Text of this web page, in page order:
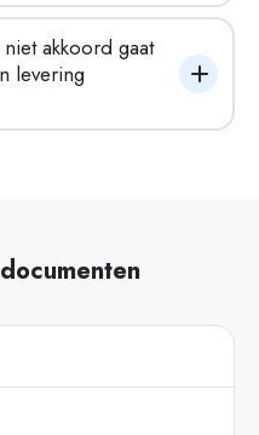
akkoord gaat
levering